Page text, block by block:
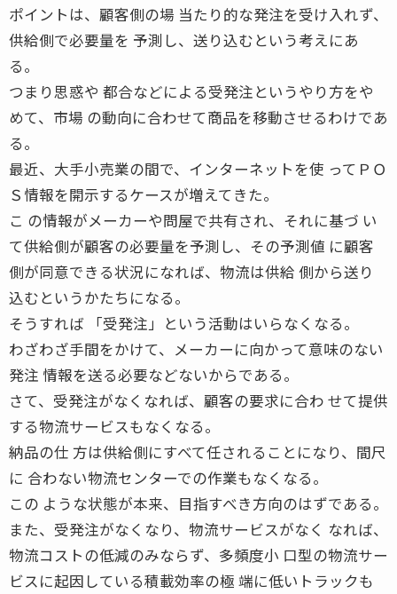
ポイントは、顧客側の場 当たり的な発注を受け入れず、
供給側で必要量を 予測し、送り込むという考えにあ
る。
つまり思惑や 都合などによる受発注というやり方をや
めて、市場 の動向に合わせて商品を移動させるわけであ
る。
最近、大手小売業の間で、インターネットを使 ってＰＯ
Ｓ情報を開示するケースが増えてきた。
こ の情報がメーカーや問屋で共有され、それに基づ い
て供給側が顧客の必要量を予測し、その予測値 に顧客
側が同意できる状況になれば、物流は供給 側から送り
込むというかたちになる。
そうすれば 「受発注」という活動はいらなくなる。
わざわざ手間をかけて、メーカーに向かって意味のない
発注 情報を送る必要などないからである。
さて、受発注がなくなれば、顧客の要求に合わ せて提供
する物流サービスもなくなる。
納品の仕 方は供給側にすべて任されることになり、間尺
に 合わない物流センターでの作業もなくなる。
この ような状態が本来、目指すべき方向のはずである。
また、受発注がなくなり、物流サービスがなく なれば、
物流コストの低減のみならず、多頻度小 口型の物流サー
ビスに起因している積載効率の極 端に低いトラックも